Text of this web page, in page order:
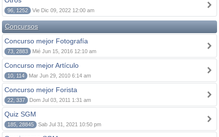
96, 1252 Vie Dic 09, 2022 12:00 am
Concursos
Concurso mejor Fotografía
73, 2883 Mié Jun 15, 2016 12:10 am
Concurso mejor Artículo
10, 114 Mar Jun 29, 2010 6:14 am
Concurso mejor Forista
22, 337 Dom Jul 03, 2011 1:31 am
Quiz SGM
185, 28845 Sab Jul 31, 2021 10:50 pm